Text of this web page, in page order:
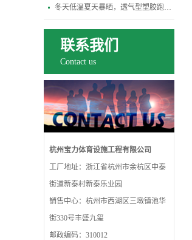
冬天低温夏天暴晒，透气型塑胶跑道会变硬开裂吗？
联系我们
Contact us
杭州宝力体育设施工程有限公司
工厂地址：浙江省杭州市余杭区中泰
街道新泰村新泰乐业园
销售中心：杭州市西湖区三墩镇池华
街330号丰盛九玺
邮政编码：310012